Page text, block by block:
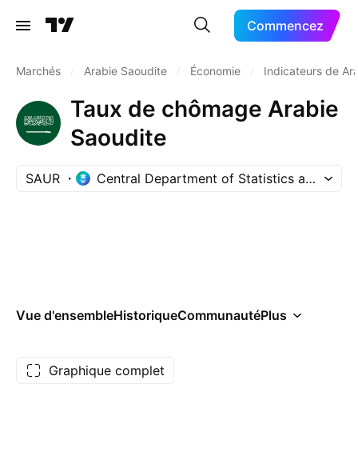
Commencez
Marchés Arabie Saoudite Économie Indicateurs de
Taux de chômage Arabie
Saoudite
SAUR Central Department of Statistics and
Vue d'ensembleHistoriqueCommunautéPlus
Graphique complet